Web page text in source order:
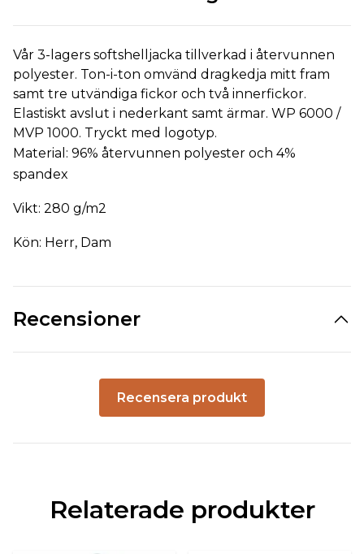
Vår 3-lagers softshelljacka tillverkad i återvunnen
polyester. Ton-i-ton omvänd dragkedja mitt fram
samt tre utvändiga fickor och två innerfickor.
Elastiskt avslut i nederkant samt ärmar. WP 6000 /
MVP 1000. Tryckt med logotyp.
Material: 96% återvunnen polyester och 4%
spandex
Vikt: 280 g/m2
Kön: Herr, Dam
Recensioner
Recensera produkt
Relaterade produkter